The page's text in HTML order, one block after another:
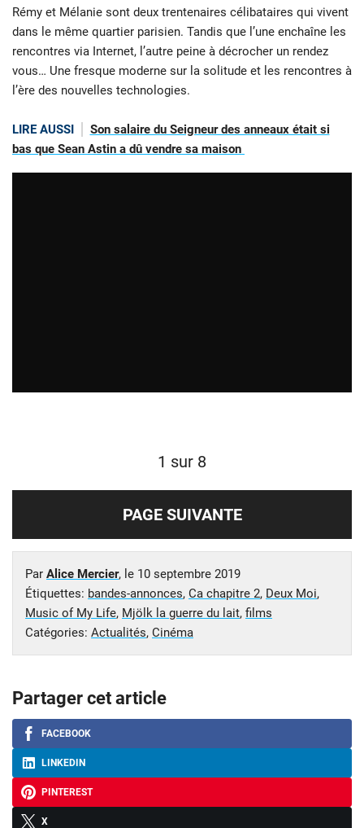
Rémy et Mélanie sont deux trentenaires célibataires qui vivent
dans le même quartier parisien. Tandis que l’une enchaîne les
rencontres via Internet, l’autre peine à décrocher un rendez
vous… Une fresque moderne sur la solitude et les rencontres à
l’ère des nouvelles technologies.
LIRE AUSSI
Son salaire du Seigneur des anneaux était si
bas que Sean Astin a dû vendre sa maison
1 sur 8
PAGE SUIVANTE
Par Alice Mercier, le 10 septembre 2019
Étiquettes: bandes-annonces, Ca chapitre 2, Deux Moi,
Music of My Life, Mjölk la guerre du lait, films
Catégories: Actualités, Cinéma
Partager cet article
FACEBOOK
LINKEDIN
PINTEREST
X